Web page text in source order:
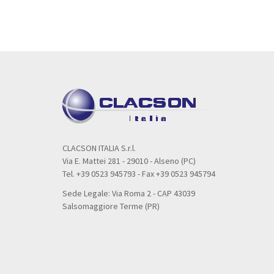
CLACSON ITALIA S.r.l.
Via E. Mattei 281 - 29010 - Alseno (PC)
Tel. +39 0523 945793 - Fax +39 0523 945794
Sede Legale: Via Roma 2 - CAP 43039
Salsomaggiore Terme (PR)